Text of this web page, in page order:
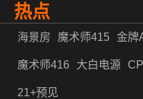
电源产品售后服务升
热点
海景房 魔术师415 金牌
魔术师416 大白电源
21+预见